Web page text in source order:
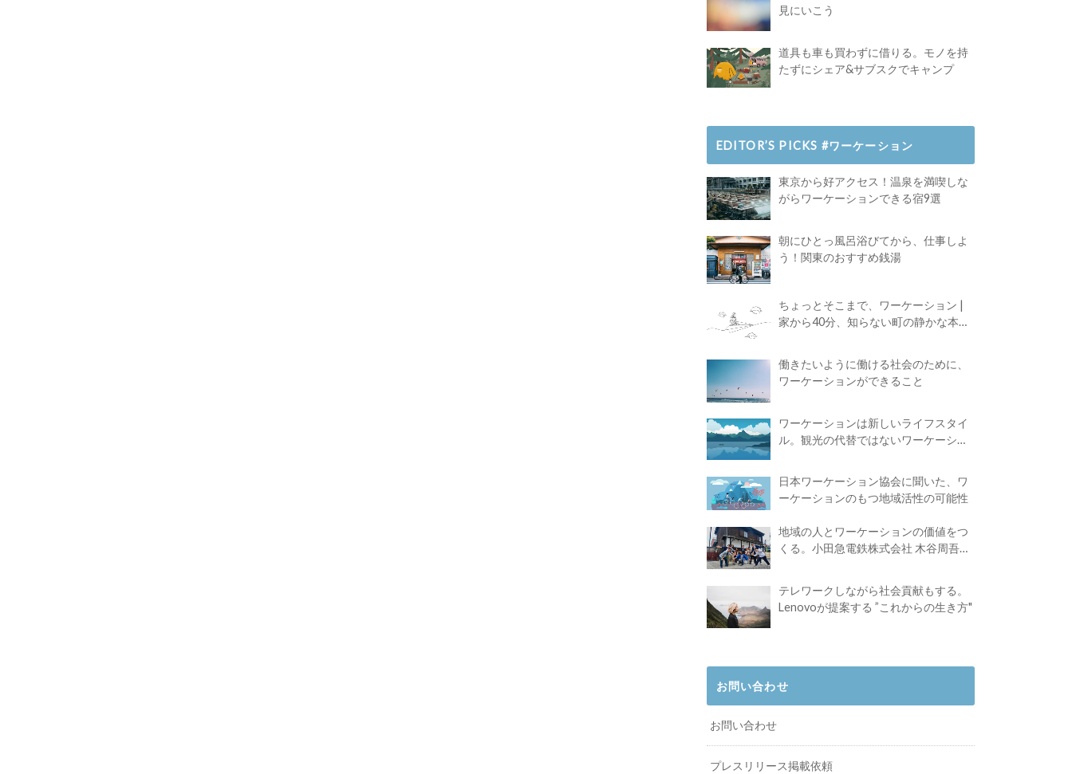
見にいこう
道具も車も買わずに借りる。モノを持
たずにシェア&サブスクでキャンプ
EDITOR’S PICKS #ワーケーション
東京から好アクセス！温泉を満喫しな
がらワーケーションできる宿9選
朝にひとっ風呂浴びてから、仕事しよ
う！関東のおすすめ銭湯
ちょっとそこまで、ワーケーション |
家から40分、知らない町の静かな本屋
働きたいように働ける社会のために、
ワーケーションができること
ワーケーションは新しいライフスタイ
ル。観光の代替ではないワーケーショ
日本ワーケーション協会に聞いた、ワ
ーケーションのもつ地域活性の可能性
地域の人とワーケーションの価値をつ
くる。小田急電鉄株式会社 木谷周吾さ
テレワークしながら社会貢献もする。
Lenovoが提案する ”これからの生き方"
お問い合わせ
お問い合わせ
プレスリリース掲載依頼